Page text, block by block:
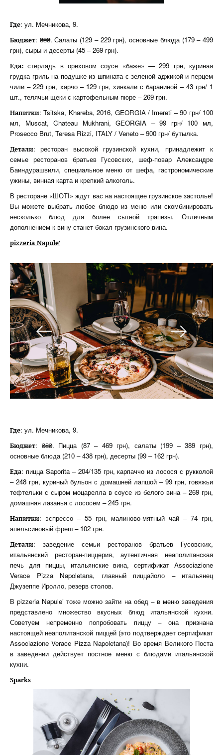
Где: ул. Мечникова, 9.
Бюджет: ₴₴₴. Салаты (129 – 229 грн), основные блюда (179 – 499
грн), сыры и десерты (45 – 269 грн).
Еда: стерлядь в ореховом соусе «баже» — 299 грн, куриная
грудка гриль на подушке из шпината с зеленой аджикой и перцем
чили – 229 грн, харчо – 129 грн, хинкали с бараниной – 43 грн/ 1
шт., телячьи щеки с картофельным пюре – 269 грн.
Напитки: Tsitska, Khareba, 2016, GEORGIA / Imereti – 90 грн/ 100
мл, Muscat, Chateau Mukhrani, GEORGIA – 99 грн/ 100 мл,
Prosecco Brut, Teresa Rizzi, ITALY / Veneto – 900 грн/ бутылка.
Детали: ресторан высокой грузинской кухни, принадлежит к
семье ресторанов братьев Гусовских, шеф-повар Александре
Баиндурашвили, специальное меню от шефа, гастрономические
ужины, винная карта и крепкий алкоголь.
В ресторане «ШОТІ» ждут вас на настоящее грузинское застолье!
Вы можете выбрать любое блюдо из меню или скомбинировать
несколько блюд для более сытной трапезы. Отличным
дополнением к вину станет бокал грузинского вина.
pizzeria Napule’
Где: ул. Мечникова, 9.
Бюджет: ₴₴₴. Пицца (87 – 469 грн), салаты (199 – 389 грн),
основные блюда (210 – 438 грн), десерты (99 – 162 грн).
Еда: пицца Saporita – 204/135 грн, карпаччо из лосося с рукколой
– 248 грн, куриный бульон с домашней лапшой – 99 грн, говяжьи
тефтельки с сыром моцарелла в соусе из белого вина – 269 грн,
домашняя лазанья с лососем – 245 грн.
Напитки: эспрессо – 55 грн, малиново-мятный чай – 74 грн,
апельсиновый фреш – 102 грн.
Детали: заведение семьи ресторанов братьев Гусовских,
итальянский ресторан-пиццерия, аутентичная неаполитанская
печь для пиццы, итальянские вина, сертификат Associazione
Verace Pizza Napoletana, главный пиццайоло – итальянец
Джузеппе Иролло, резерв столов.
В pizzeria Napule’ тоже можно зайти на обед – в меню заведения
представлено множество вкусных блюд итальянской кухни.
Советуем непременно попробовать пиццу – она признана
настоящей неаполитанской пиццей (это подтверждает сертификат
Associazione Verace Pizza Napoletana)! Во время Великого Поста
в заведении действует постное меню с блюдами итальянской
кухни.
Sparks